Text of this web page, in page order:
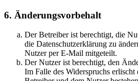
6. Änderungsvorbehalt
Der Betreiber ist berechtigt, die
die Datenschutzerklärung zu
Nutzer per E-Mail mitgeteilt.
Der Nutzer ist berechtigt, den
Im Falle des Widerspruchs erlischt